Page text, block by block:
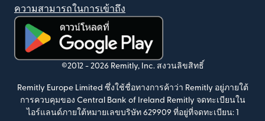
ความสามารถในการเข้าถึง
(เปิดในหน้าต่างใหม่)
©2012 - 2026 Remitly, Inc. สงวนลิขสิทธิ์
Remitly Europe Limited ซึ่งใช้ชื่อทางการค้าว่า Remitly อยู่ภายใต้
การควบคุมของ Central Bank of Ireland Remitly จดทะเบียนใน
ไอร์แลนด์ภายใต้หมายเลขบริษัท 629909 ที่อยู่ที่จดทะเบียน: 1